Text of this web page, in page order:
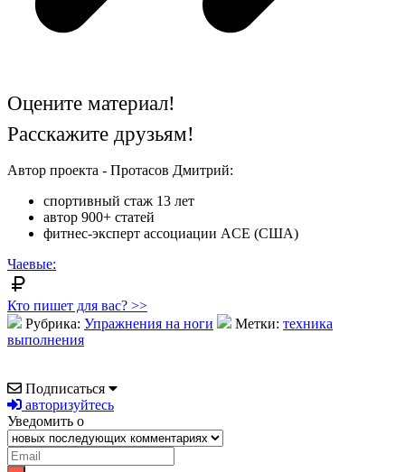
Оцените материал!
Расскажите друзьям!
Автор проекта - Протасов Дмитрий:
спортивный стаж 13 лет
автор 900+ статей
фитнес-эксперт ассоциации ACE (США)
Чаевые:
Кто пишет для вас? >>
Рубрика: Упражнения на ноги Метки: техника
выполнения
Подписаться
авторизуйтесь
Уведомить о